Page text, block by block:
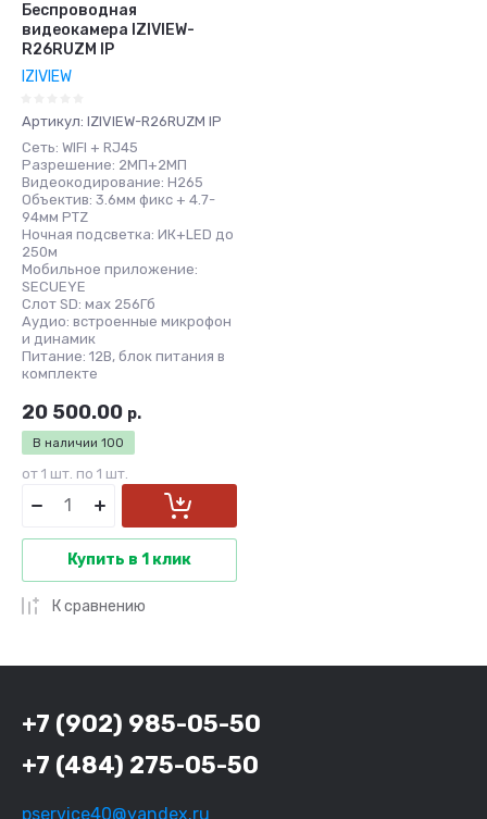
Беспроводная
видеокамера IZIVIEW-
R26RUZM IP
IZIVIEW
Артикул: IZIVIEW-R26RUZM IP
Сеть: WIFI + RJ45
Разрешение: 2МП+2МП
Видеокодирование: H265
Объектив: 3.6мм фикс + 4.7-
94мм PTZ
Ночная подсветка: ИК+LED до
250м
Мобильное приложение:
SECUEYE
Слот SD: мах 256Гб
Аудио: встроенные микрофон
и динамик
Питание: 12В, блок питания в
комплекте
В наличии 100
20 500.00 р.
от 1 шт. по 1 шт.
Купить в 1 клик
К сравнению
+7 (902) 985-05-50
+7 (484) 275-05-50
pservice40@yandex.ru